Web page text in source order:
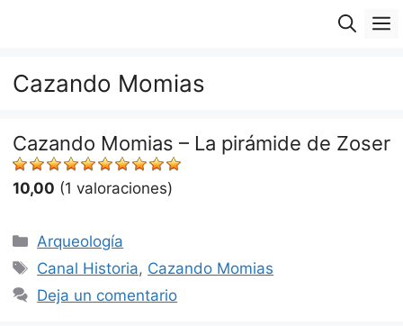
Cazando Momias
Cazando Momias – La pirámide de Zoser
10,00 (1 valoraciones)
Categorías
Arqueología
Etiquetas
Canal Historia, Cazando Momias
Deja un comentario